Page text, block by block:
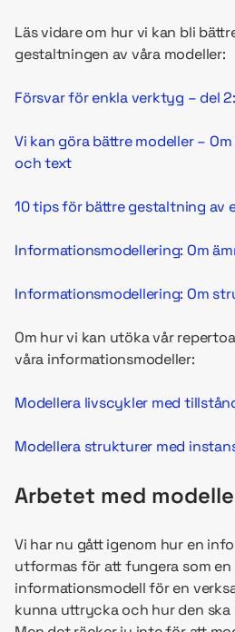
Läs vidare om hur vi kan bli
gestaltningen av våra modeller:
Försvar för enkla verktyg – del
Vi kan göra bättre modeller –
och text
10 tips för bättre gestaltning av
Informationsmodellering: Om
Informationsmodellering: Om
Om hur vi kan utöka vår
våra informationsmodeller:
Modellera livscykler med
Modellera strukturer med
Arbetet med
Vi har nu gått igenom hur en
utformas för att fungera som en
informationsmodell för en
kunna uttrycka och hur den